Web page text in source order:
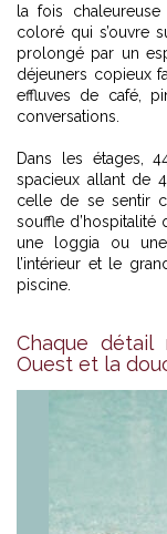
la fois
coloré qui s’ouvre
prolongé par un
déjeuners copieux
effluves de café,
conversations.
Dans les étages,
spacieux allant de
celle de se sentir
souffle d’hospitalité
une loggia ou
l’intérieur et le
piscine.
Chaque détail
Ouest et la